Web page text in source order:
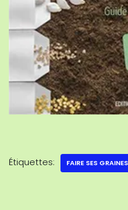
Étiquettes: FAIRE SES GRAINES